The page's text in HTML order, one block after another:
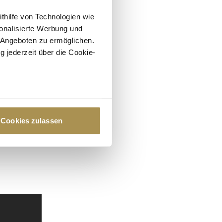
von Technologien wie
Werbung und
zu ermöglichen.
jederzeit über die Cookie-
Präferenzen im
Cookies zulassen